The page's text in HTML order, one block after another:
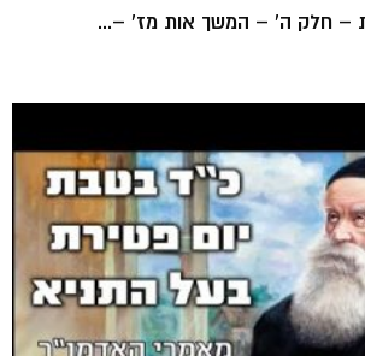
– חלק ה' – המשך אות מז' –...